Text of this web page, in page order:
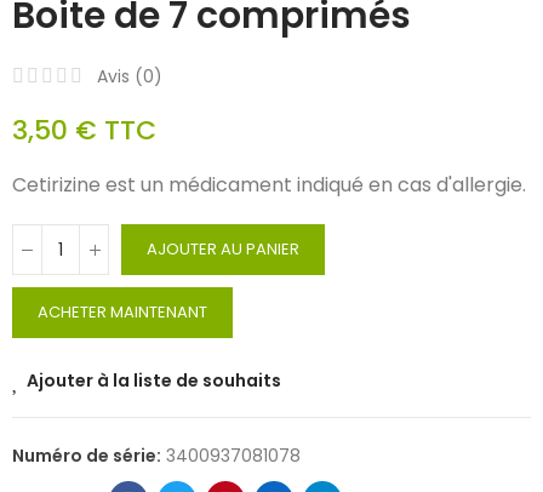
Boite de 7 comprimés
Avis (0)
3,50 € TTC
Cetirizine est un médicament indiqué en cas d'allergie.
AJOUTER AU PANIER
ACHETER MAINTENANT
Ajouter à la liste de souhaits
Numéro de série: 3400937081078